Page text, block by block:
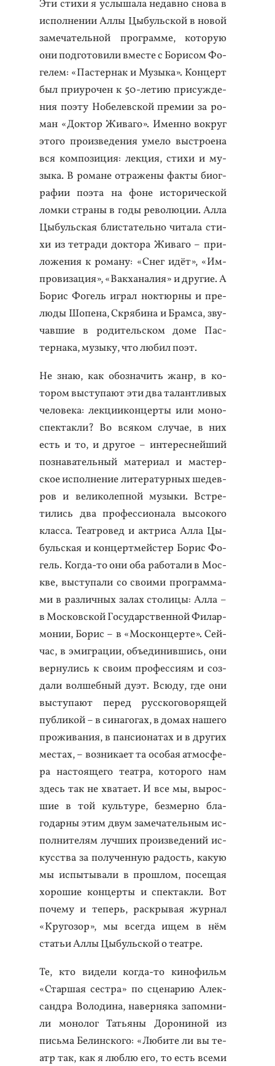
Эти сти­хи я ус­лы­шала не­дав­но сно­ва в
ис­полне­нии Ал­лы Цы­буль­ской в но­вой
за­меча­тель­ной прог­рамме, ко­торую
они под­го­тови­ли вмес­те с Бо­рисом Фо­
гелем: «Пас­тернак и Му­зыка». Кон­церт
был при­уро­чен к 50-ле­тию при­суж­де­
ния по­эту Но­белев­ской пре­мии за ро­
ман «Док­тор Жи­ваго». Имен­но вок­руг
это­го про­из­ве­дения уме­ло выс­тро­ена
вся ком­по­зиция: лек­ция, сти­хи и му­
зыка. В ро­мане от­ра­жены фак­ты би­ог­
ра­фии по­эта на фо­не ис­то­ричес­кой
лом­ки стра­ны в го­ды ре­волю­ции. Ал­ла
Цы­буль­ская блис­та­тель­но чи­тала сти­
хи из тет­ра­ди док­то­ра Жи­ваго – при­
ложе­ния к ро­ману: «Снег идёт», «Им­
про­виза­ция», «Вак­ха­налия» и дру­гие. А
Бо­рис Фо­гель иг­рал нок­тюрны и пре­
люды Шо­пена, Скря­бина и Брам­са, зву­
чав­шие в ро­дитель­ском до­ме Пас­
терна­ка, му­зыку, что лю­бил по­эт.
Не знаю, как обоз­на­чить жанр, в ко­
тором выс­ту­па­ют эти два та­лан­тли­вых
че­лове­ка: лек­ци­икон­церты или мо­но-
спек­такли? Во вся­ком слу­чае, в них
есть и то, и дру­гое – ин­те­рес­ней­ший
поз­на­ватель­ный ма­тери­ал и мас­тер­
ское ис­полне­ние ли­тера­тур­ных ше­дев­
ров и ве­лико­леп­ной му­зыки. Встре­
тились два про­фес­си­она­ла вы­соко­го
клас­са. Те­ат­ро­вед и ак­три­са Ал­ла Цы­
буль­ская и кон­цер­тмей­стер Бо­рис Фо­
гель. Ког­да-то они оба ра­бота­ли в Мос­
кве, выс­ту­пали со сво­ими прог­рамма­
ми в раз­личных за­лах сто­лицы: Ал­ла –
в Мос­ков­ской Го­сударс­твен­ной Фи­лар­
мо­нии, Бо­рис – в «Мос­концер­те». Сей­
час, в эмиг­ра­ции, объ­еди­нив­шись, они
вер­ну­лись к сво­им про­фес­си­ям и соз­
да­ли вол­шебный ду­эт. Всю­ду, где они
выс­ту­па­ют пе­ред рус­ско­гово­рящей
пуб­ли­кой – в си­наго­гах, в до­мах на­шего
про­жива­ния, в пан­си­она­тах и в дру­гих
мес­тах, – воз­ни­ка­ет та осо­бая ат­мосфе­
ра нас­то­яще­го те­ат­ра, ко­торо­го нам
здесь так не хва­та­ет. И все мы, вы­рос­
шие в той куль­ту­ре, без­мерно бла­
годар­ны этим двум за­меча­тель­ным ис­
полни­телям луч­ших про­из­ве­дений ис­
кусс­тва за по­лучен­ную ра­дость, ка­кую
мы ис­пы­тыва­ли в прош­лом, по­сещая
хо­рошие кон­церты и спек­такли. Вот
по­чему и те­перь, рас­кры­вая жур­нал
«Кру­гозор», мы всег­да ищем в нём
статьи Ал­лы Цы­буль­ской о те­ат­ре.
Те, кто ви­дели ког­да-то ки­нофильм
«Стар­шая сес­тра» по сце­нарию Алек­
сан­дра Во­лоди­на, на­вер­ня­ка за­пом­ни­
ли мо­нолог Тать­яны До­рони­ной из
пись­ма Бе­лин­ско­го: «Лю­бите ли вы те­
атр так, как я люб­лю его, то есть все­ми